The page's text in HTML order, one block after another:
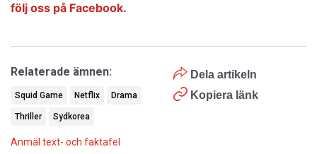
följ oss på Facebook.
Dela artikeln
Kopiera länk
Relaterade ämnen:
Squid Game Netflix Drama
Thriller Sydkorea
Anmäl text- och faktafel